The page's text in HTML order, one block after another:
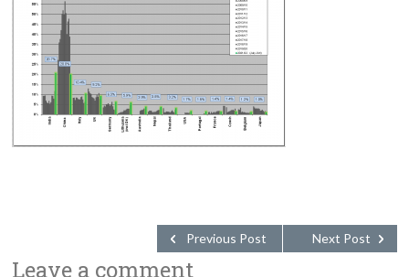
Next Post
Previous Post
Leave a comment